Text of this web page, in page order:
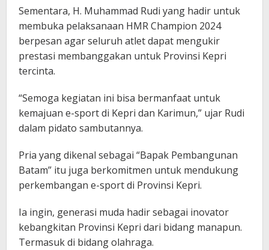
Sementara, H. Muhammad Rudi yang hadir untuk
membuka pelaksanaan HMR Champion 2024
berpesan agar seluruh atlet dapat mengukir
prestasi membanggakan untuk Provinsi Kepri
tercinta.
“Semoga kegiatan ini bisa bermanfaat untuk
kemajuan e-sport di Kepri dan Karimun,” ujar Rudi
dalam pidato sambutannya.
Pria yang dikenal sebagai “Bapak Pembangunan
Batam” itu juga berkomitmen untuk mendukung
perkembangan e-sport di Provinsi Kepri.
Ia ingin, generasi muda hadir sebagai inovator
kebangkitan Provinsi Kepri dari bidang manapun.
Termasuk di bidang olahraga.